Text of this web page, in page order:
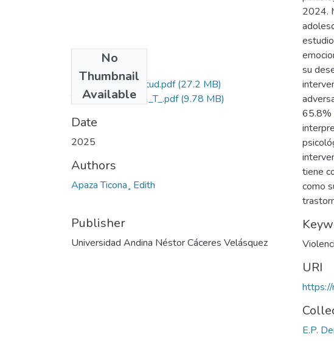
No
Thumbnail
Available
Grado de Similitud.pdf(27.2 MB)
T036_76949211_T_.pdf(9.78 MB)
Date
2025
Authors
Apaza Ticona¸ Edith
Publisher
Universidad Andina Néstor Cáceres Velásquez
2024.
su
65.8%
tiene
como
URI
E.P.